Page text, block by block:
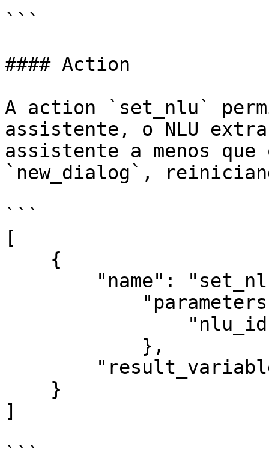
```
#### Action
A action `set_nlu`
assistente, o NLU
assistente a menos que
`new_dialog`,
```
[
]